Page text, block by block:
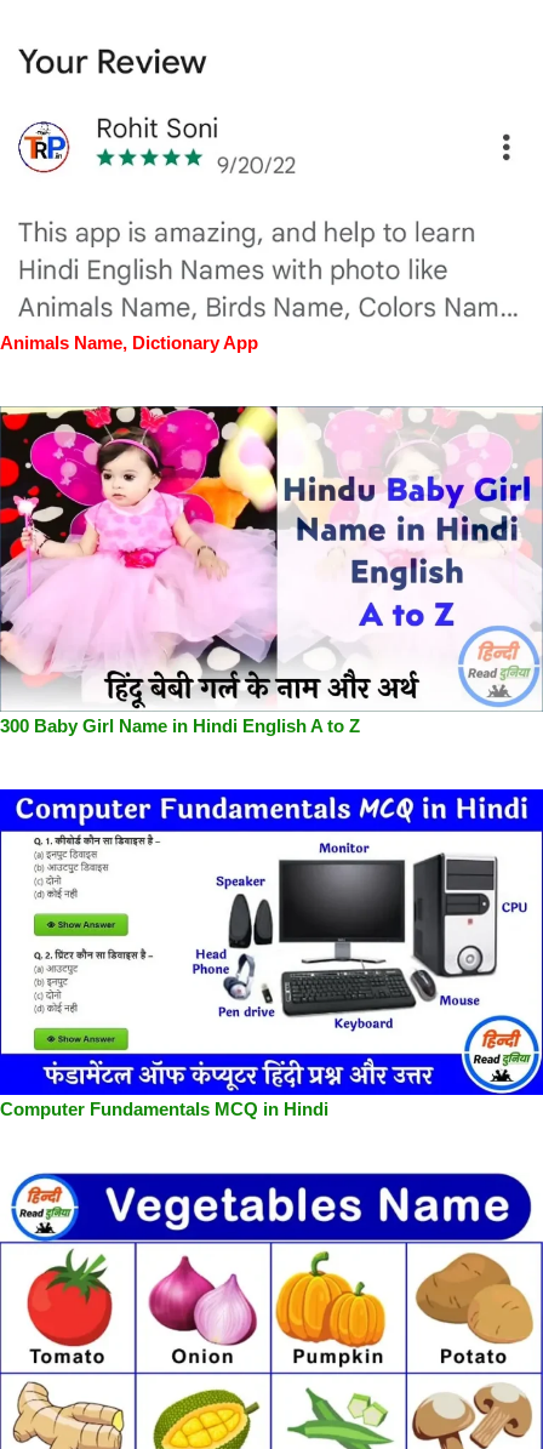
Animals Name, Dictionary App
300 Baby Girl Name in Hindi English A to Z
Computer Fundamentals MCQ in Hindi